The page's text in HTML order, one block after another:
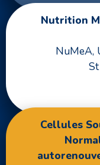
Nutrition
NuMeA,
Cellules